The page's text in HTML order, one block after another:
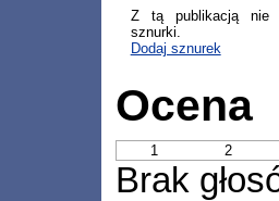
Z tą publikacją nie
sznurki.
Dodaj sznurek
Ocena
1 2
Brak